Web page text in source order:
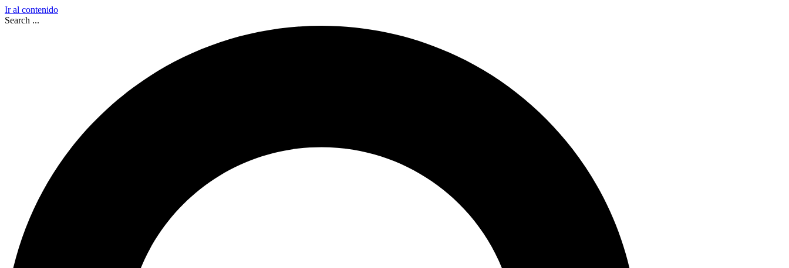
Ir al contenido
Search ...